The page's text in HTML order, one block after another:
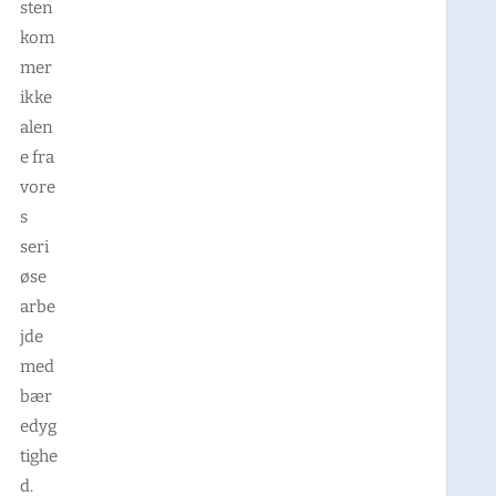
sten
kom
mer
ikke
alen
e fra
vore
s
seri
øse
arbe
jde
med
bær
edyg
tighe
d.